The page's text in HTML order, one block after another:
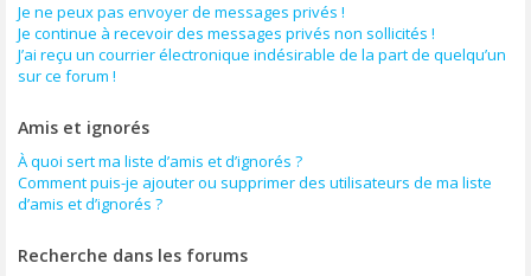
Je ne peux pas envoyer de messages privés !
Je continue à recevoir des messages privés non sollicités !
J’ai reçu un courrier électronique indésirable de la part de quelqu’un
sur ce forum !
Amis et ignorés
À quoi sert ma liste d’amis et d’ignorés ?
Comment puis-je ajouter ou supprimer des utilisateurs de ma liste
d’amis et d’ignorés ?
Recherche dans les forums